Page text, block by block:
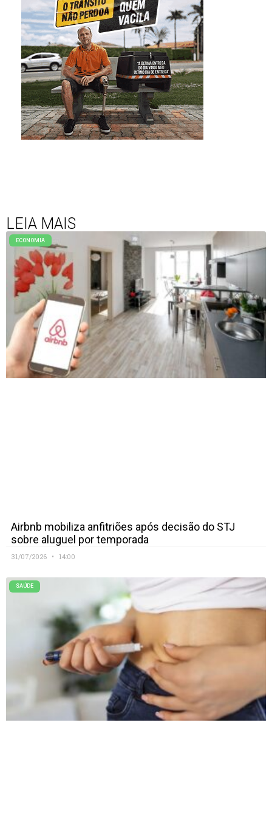
LEIA MAIS
ECONOMIA
Airbnb mobiliza anfitriões após decisão do STJ
sobre aluguel por temporada
31/07/2026 14:00
SAÚDE